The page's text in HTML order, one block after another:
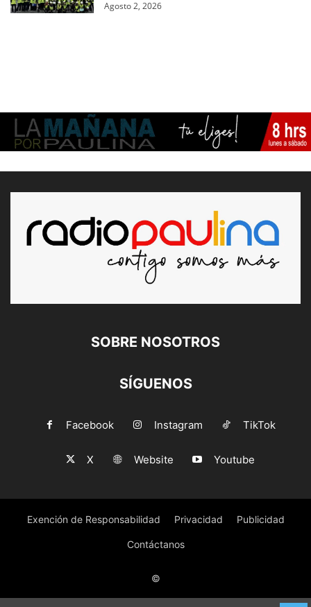
Agosto 2, 2026
SOBRE NOSOTROS
SÍGUENOS
Facebook Instagram TikTok
X Website Youtube
Exención de Responsabilidad Privacidad Publicidad
Contáctanos
©